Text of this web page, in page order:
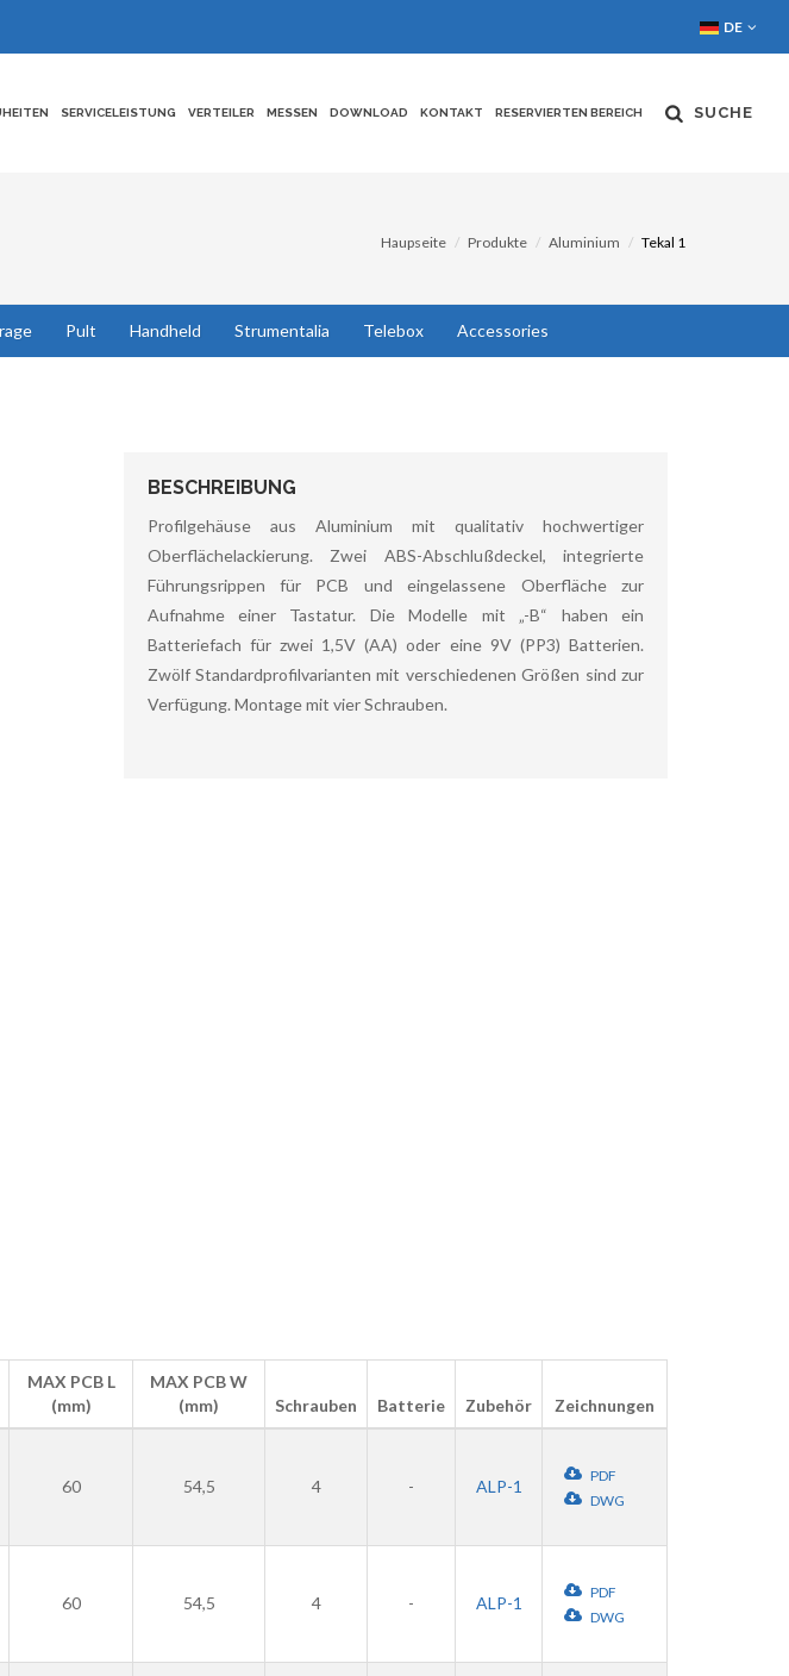
DE
SERVICELEISTUNG VERTEILER MESSEN DOWNLOAD KONTAKT RESERVIERTEN BEREICH SUCHE
Haupseite Produkte Aluminium Tekal 1
Pult Handheld Strumentalia Telebox Accessories
BESCHREIBUNG
Profilgehäuse aus Aluminium mit qualitativ hochwertiger
Oberflächelackierung. Zwei ABS-Abschlußdeckel, integrierte
Führungsrippen für PCB und eingelassene Oberfläche zur
Aufnahme einer Tastatur. Die Modelle mit „-B“ haben ein
Batteriefach für zwei 1,5V (AA) oder eine 9V (PP3) Batterien.
Zwölf Standardprofilvarianten mit verschiedenen Größen sind zur
Verfügung. Montage mit vier Schrauben.
MAX PCB L
(mm)
MAX PCB W
(mm)
Schrauben Batterie Zubehör Zeichnungen
60 54,5 4 - ALP-1
PDF
DWG
60 54,5 4 - ALP-1
PDF
DWG